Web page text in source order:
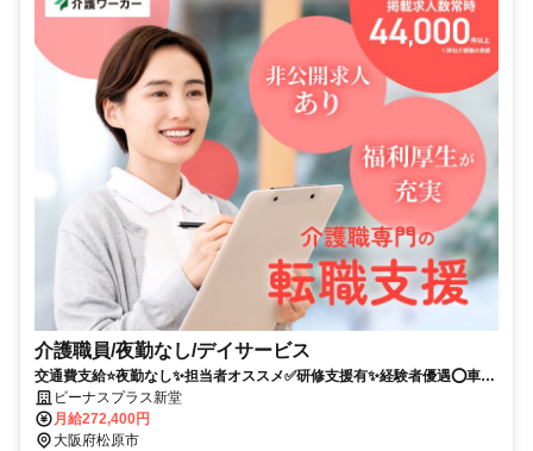
介護職員/夜勤なし/デイサービス
交通費支給⭐️夜勤なし✨担当者オススメ✅️研修支援有✨経験者優遇⭕️車通
勤ＯＫビーナスプラス新堂
月給272,400円
大阪府松原市